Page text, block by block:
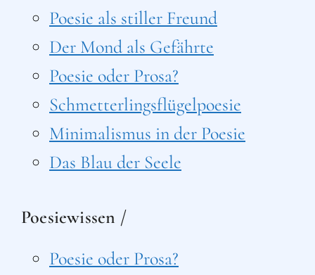
Poesie als stiller Freund
Der Mond als Gefährte
Poesie oder Prosa?
Schmetterlingsflügelpoesie
Minimalismus in der Poesie
Das Blau der Seele
Poesiewissen /
Poesie oder Prosa?